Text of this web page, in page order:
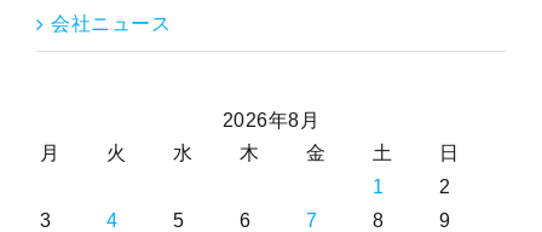
会社ニュース
2026年8月
月
火 水 木 金 土
日
1
2
3
4 5 6 7 8
9